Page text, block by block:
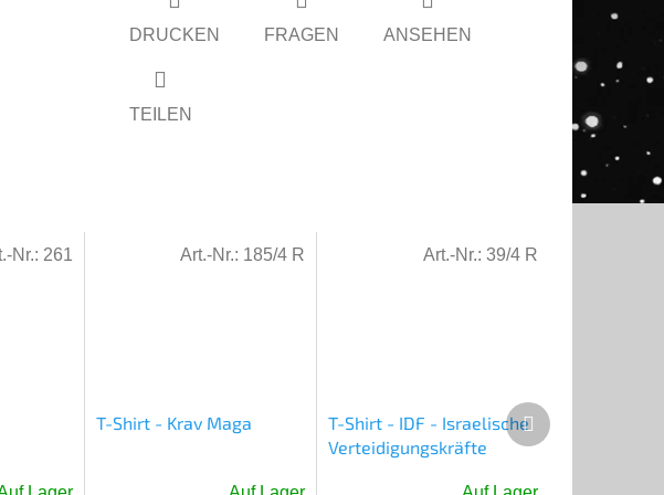
DRUCKEN FRAGEN ANSEHEN
TEILEN
Nr.: 261
T-Shirt - Krav Maga
Art.-Nr.: 185/4 R
T-Shirt - IDF - Israelische
Verteidigungskräfte
Art.-Nr.: 39/4 R
Nächstes
Produkt